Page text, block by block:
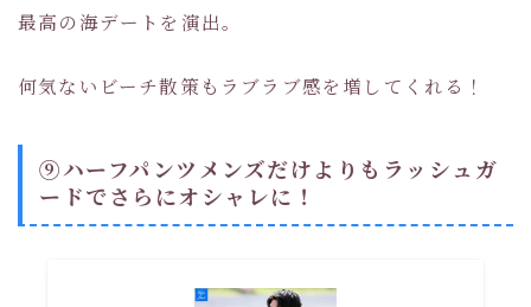
最高の海デートを演出。
何気ないビーチ散策もラブラブ感を増してくれる！
⑨ハーフパンツメンズだけよりもラッシュガ
ードでさらにオシャレに！